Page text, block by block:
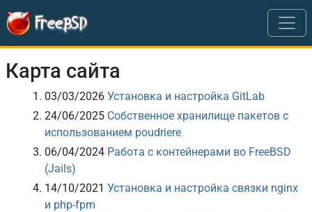
Карта сайта
03/03/2026 Установка и настройка GitLab
24/06/2025 Собственное хранилище пакетов с
использованием poudriere
06/04/2024 Работа с контейнерами во FreeBSD
(Jails)
14/10/2021 Установка и настройка связки nginx
и php-fpm